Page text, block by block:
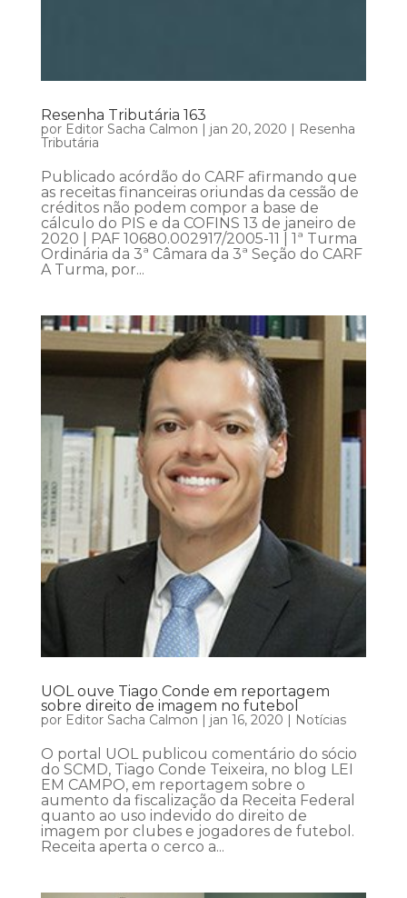
Resenha Tributária 163
por Editor Sacha Calmon | jan 20, 2020 | Resenha
Tributária
Publicado acórdão do CARF afirmando que
as receitas financeiras oriundas da cessão de
créditos não podem compor a base de
cálculo do PIS e da COFINS 13 de janeiro de
2020 | PAF 10680.002917/2005-11 | 1ª Turma
Ordinária da 3ª Câmara da 3ª Seção do CARF
A Turma, por...
UOL ouve Tiago Conde em reportagem
sobre direito de imagem no futebol
por Editor Sacha Calmon | jan 16, 2020 | Notícias
O portal UOL publicou comentário do sócio
do SCMD, Tiago Conde Teixeira, no blog LEI
EM CAMPO, em reportagem sobre o
aumento da fiscalização da Receita Federal
quanto ao uso indevido do direito de
imagem por clubes e jogadores de futebol.
Receita aperta o cerco a...